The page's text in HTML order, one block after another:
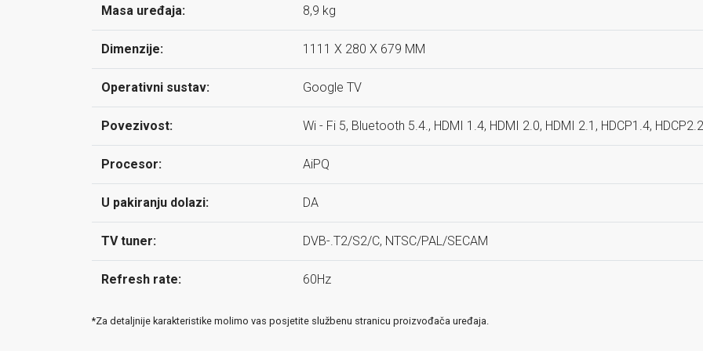
Masa uređaja: 8,9 kg
Dimenzije: 1111 X 280 X 679 MM
Operativni sustav: Google TV
Povezivost: Wi - Fi 5, Bluetooth 5.4., HDMI 1.4, HDMI 2.0, HDMI 2.1, HDCP1.4, HDCP2.2
Procesor: AiPQ
U pakiranju dolazi: DA
TV tuner: DVB-.T2/S2/C, NTSC/PAL/SECAM
Refresh rate: 60Hz
*Za detaljnije karakteristike molimo vas posjetite službenu stranicu proizvođača uređaja.